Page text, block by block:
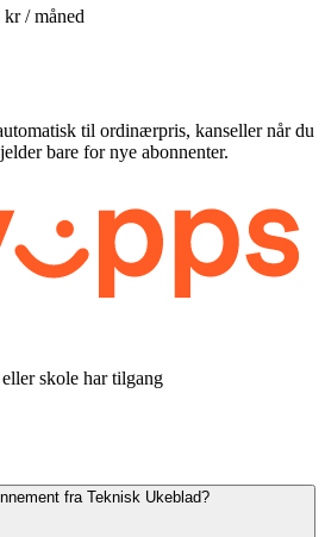
kr / måned
til ordinærpris, kanseller når du
bare for nye abonnenter.
skole har tilgang
fra Teknisk Ukeblad?